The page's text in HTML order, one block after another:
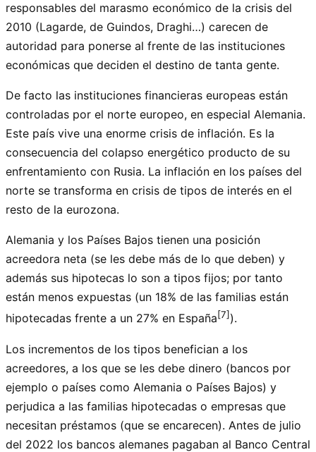
responsables del marasmo económico de la crisis del
2010 (Lagarde, de Guindos, Draghi…) carecen de
autoridad para ponerse al frente de las instituciones
económicas que deciden el destino de tanta gente.
De facto las instituciones financieras europeas están
controladas por el norte europeo, en especial Alemania.
Este país vive una enorme crisis de inflación. Es la
consecuencia del colapso energético producto de su
enfrentamiento con Rusia. La inflación en los países del
norte se transforma en crisis de tipos de interés en el
resto de la eurozona.
Alemania y los Países Bajos tienen una posición
acreedora neta (se les debe más de lo que deben) y
además sus hipotecas lo son a tipos fijos; por tanto
están menos expuestas (un 18% de las familias están
hipotecadas frente a un 27% en España[7] ).
Los incrementos de los tipos benefician a los
acreedores, a los que se les debe dinero (bancos por
ejemplo o países como Alemania o Países Bajos) y
perjudica a las familias hipotecadas o empresas que
necesitan préstamos (que se encarecen). Antes de julio
del 2022 los bancos alemanes pagaban al Banco Central